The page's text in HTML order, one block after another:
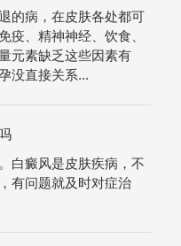
的病，在皮肤各处都可
疫、精神神经、饮食、
元素缺乏这些因素有
没直接关系...
白癜风是皮肤疾病，不
有问题就及时对症治